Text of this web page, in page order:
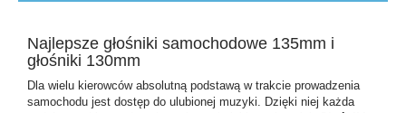
Najlepsze głośniki samochodowe 135mm i
głośniki 130mm
Dla wielu kierowców absolutną podstawą w trakcie prowadzenia
samochodu jest dostęp do ulubionej muzyki. Dzięki niej każda